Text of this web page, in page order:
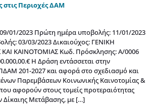
στις Περιοχές ΔΑΜ
01/2023 Πρώτη ημέρα υποβολής: 11/01/2023
03/03/2023 Δικαιούχος: ΓΕΝΙΚΗ
ΚΑΙΝΟΤΟΜΙΑΣ Κωδ. Πρόσκλησης: Α/0006
Η Δράση εντάσσεται στην
201-2027 και αφορά στο σχεδιασμό και
Παρεμβάσεων Κοινωνικής Καινοτομίας &
αφορούν στους τομείς προτεραιότητας
Δίκαιης Μετάβασης, με […]